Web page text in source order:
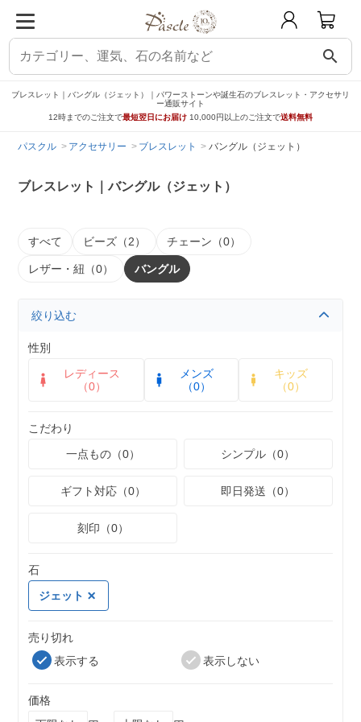
search
ブレスレット｜バングル（ジェット）｜パワーストーンや誕生石のブレスレット・アクセサリ
ー通販サイト
12時までのご注文で最短翌日にお届け 10,000円以上のご注文で送料無料
パスクル アクセサリー ブレスレット バングル（ジェット）
ブレスレット｜バングル（ジェット）
すべて ビーズ（2） チェーン（0）
レザー・紐（0） バングル
絞り込む
性別
レディース
（0）
メンズ
（0）
キッズ
（0）
こだわり
一点もの（0）
シンプル（0）
ギフト対応（0） 即日発送（0）
刻印（0）
石
ジェット
売り切れ
表示する
表示しない
価格